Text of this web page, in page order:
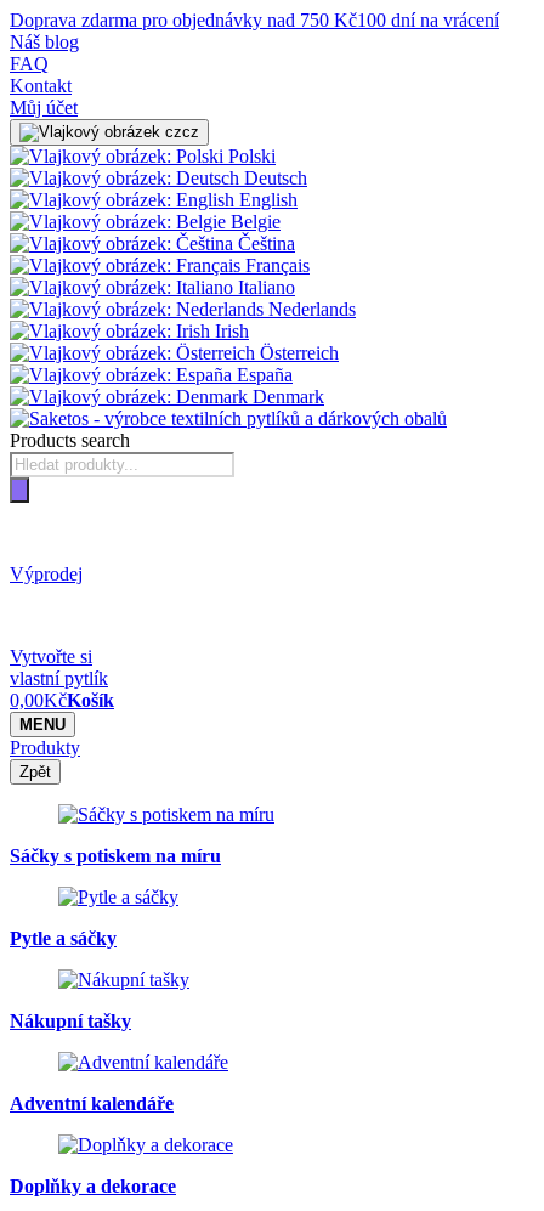
Doprava zdarma pro objednávky nad 750 Kč100 dní na vrácení
Náš blog
FAQ
Kontakt
Můj účet
cz
Polski
Deutsch
English
Belgie
Čeština
Français
Italiano
Nederlands
Irish
Österreich
España
Denmark
Products search
Výprodej
Vytvořte si
vlastní pytlík
0,00KčKošík
MENU
Produkty
Zpět
Sáčky s potiskem na míru
Pytle a sáčky
Nákupní tašky
Adventní kalendáře
Doplňky a dekorace